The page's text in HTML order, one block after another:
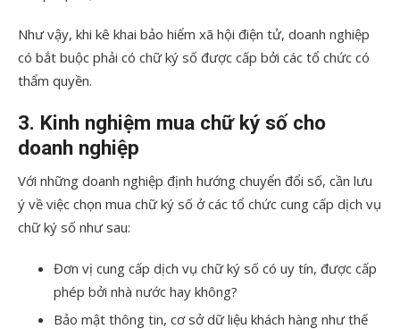
Như vậy, khi kê khai bảo hiểm xã hội điện tử, doanh nghiệp
có bắt buộc phải có chữ ký số được cấp bởi các tổ chức có
thẩm quyền.
3. Kinh nghiệm mua chữ ký số cho
doanh nghiệp
Với những doanh nghiệp định hướng chuyển đổi số, cần lưu
ý về việc chọn mua chữ ký số ở các tổ chức cung cấp dịch vụ
chữ ký số như sau:
Đơn vị cung cấp dịch vụ chữ ký số có uy tín, được cấp
phép bởi nhà nước hay không?
Bảo mật thông tin, cơ sở dữ liệu khách hàng như thế